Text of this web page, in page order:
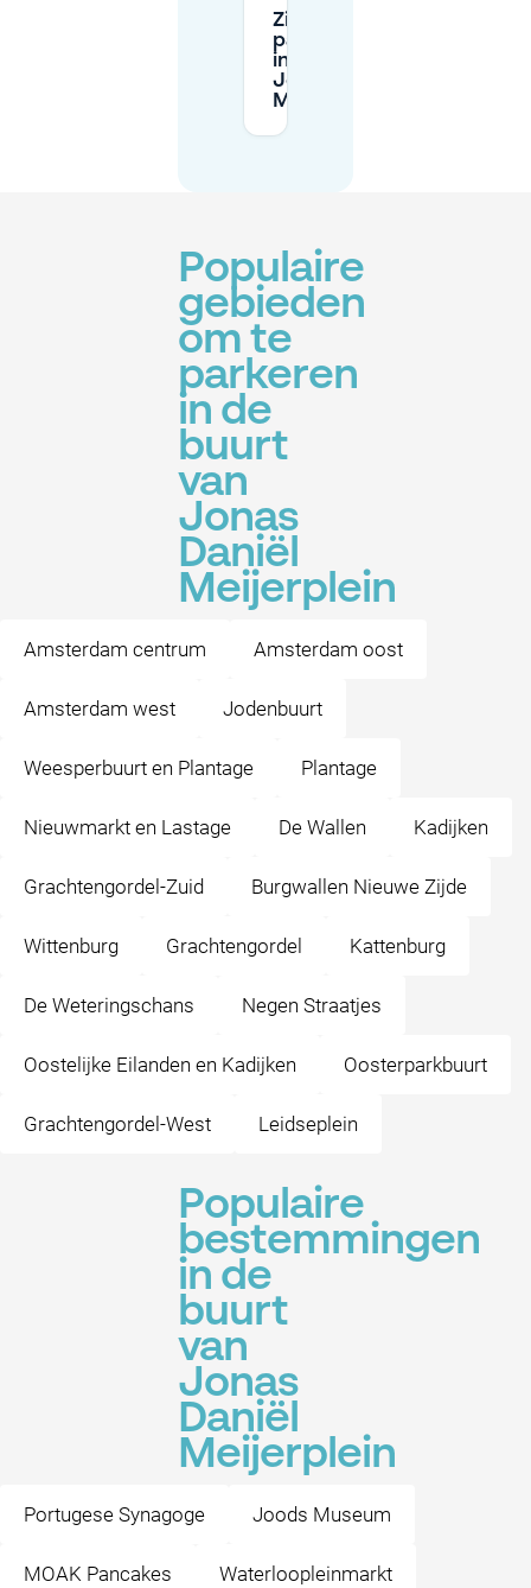
Zijn er
parkeergarages
in de buurt van
Jonas Daniël
Meijerplein?
Populaire
gebieden
om te
parkeren
in de
buurt
van
Jonas
Daniël
Meijerplein
Amsterdam centrum Amsterdam oost
Amsterdam west Jodenbuurt
Weesperbuurt en Plantage Plantage
Nieuwmarkt en Lastage De Wallen Kadijken
Grachtengordel-Zuid Burgwallen Nieuwe Zijde
Wittenburg Grachtengordel Kattenburg
De Weteringschans Negen Straatjes
Oostelijke Eilanden en Kadijken Oosterparkbuurt
Grachtengordel-West Leidseplein
Populaire
bestemmingen
in de
buurt
van
Jonas
Daniël
Meijerplein
Portugese Synagoge Joods Museum
MOAK Pancakes Waterloopleinmarkt